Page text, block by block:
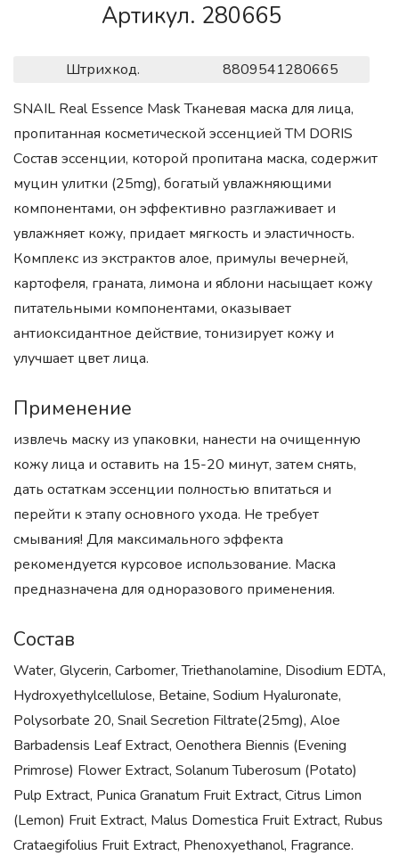
Артикул. 280665
Штрихкод.
8809541280665
SNAIL Real Essence Mask Тканевая маска для лица,
пропитанная косметической эссенцией ТМ DORIS
Состав эссенции, которой пропитана маска, содержит
муцин улитки (25mg), богатый увлажняющими
компонентами, он эффективно разглаживает и
увлажняет кожу, придает мягкость и эластичность.
Комплекс из экстрактов алое, примулы вечерней,
картофеля, граната, лимона и яблони насыщает кожу
питательными компонентами, оказывает
антиоксидантное действие, тонизирует кожу и
улучшает цвет лица.
Применение
извлечь маску из упаковки, нанести на очищенную
кожу лица и оставить на 15-20 минут, затем снять,
дать остаткам эссенции полностью впитаться и
перейти к этапу основного ухода. Не требует
смывания! Для максимального эффекта
рекомендуется курсовое использование. Маска
предназначена для одноразового применения.
Состав
Water, Glycerin, Carbomer, Triethanolamine, Disodium EDTA,
Hydroxyethylcellulose, Betaine, Sodium Hyaluronate,
Polysorbate 20, Snail Secretion Filtrate(25mg), Aloe
Barbadensis Leaf Extract, Oenothera Biennis (Evening
Primrose) Flower Extract, Solanum Tuberosum (Potato)
Pulp Extract, Punica Granatum Fruit Extract, Citrus Limon
(Lemon) Fruit Extract, Malus Domestica Fruit Extract, Rubus
Crataegifolius Fruit Extract, Phenoxyethanol, Fragrance.